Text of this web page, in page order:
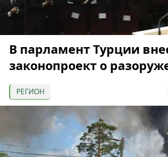
В парламент Турции
законопроект о
РЕГИОН